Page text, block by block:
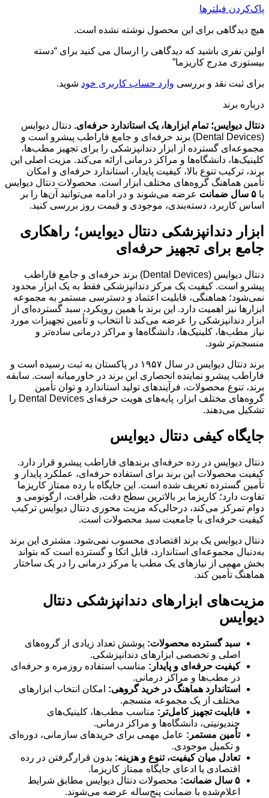
پاک‌کردن فیلترها
هیچ دیدگاهی برای این محصول نوشته نشده است.
اولین نفری باشید که دیدگاهی را ارسال می کنید برای “دسته
بیستوری مدرج کاریزما”
برای ثبت نقد و بررسی وارد حساب کاربری خود شوید.
درباره برند
دنتال دیوایس؛ تمام ابزارها، یک استاندارد حرفه‌ای. دنتال دیوایس
(Dental Devices) برند حرفه‌ای و جامع فاراطب پیشرو است و
مجموعه‌ای گسترده از ابزار دندانپزشکی را برای تجهیز مطب‌ها،
کلینیک‌ها، دانشگاه‌ها و مراکز درمانی ارائه می‌کند. مزیت اصلی این
برند، ترکیب تنوع بالا، کیفیت پایدار، استاندارد حرفه‌ای و امکان
تأمین هماهنگ گروه‌های مختلف ابزار است. محصولات دنتال دیوایس
با ۵ سال ضمانت
عرضه می‌شوند و در ادامه می‌توانید آن‌ها را بر
اساس کاربرد، دسته‌بندی، موجودی و قیمت روز بررسی کنید.
ابزار دندانپزشکی دنتال دیوایس؛ راهکاری
جامع برای تجهیز حرفه‌ای
دنتال دیوایس (Dental Devices) برند حرفه‌ای و جامع فاراطب
پیشرو است. کیفیت یک مرکز دندانپزشکی فقط به یک ابزار محدود
نمی‌شود؛ هماهنگی، قابلیت اعتماد و دسترسی مستمر به مجموعه
ابزارها نیز اهمیت دارد. این برند با همین رویکرد، سبد گسترده‌ای از
ابزار دندانپزشکی را عرضه می‌کند تا انتخاب و تأمین تجهیزات مورد
نیاز مطب‌ها، کلینیک‌ها، دانشگاه‌ها و مراکز درمانی ساده‌تر و
منسجم‌تر شود.
برند دنتال دیوایس در سال ۱۹۵۷ در پاکستان به ثبت رسیده است و
فاراطب پیشرو نماینده انحصاری این برند در خاورمیانه است. سابقه
برند، تنوع محصولات، فرآیندهای تولید استاندارد و توان تأمین
گروه‌های مختلف ابزار، پایه‌های هویت حرفه‌ای Dental Devices را
تشکیل می‌دهند.
جایگاه کیفی دنتال دیوایس
دنتال دیوایس در رده حرفه‌ای برندهای فاراطب پیشرو قرار دارد.
کیفیت محصولات این برند برای استفاده حرفه‌ای، عملکرد پایدار و
تأمین گسترده تعریف شده است. این جایگاه با رده ممتاز کاریزما
تفاوت دارد؛ کاریزما بر بالاترین سطح دقت، ظرافت، ارگونومی و
دوام تمرکز می‌کند، درحالی‌که مزیت محوری دنتال دیوایس ترکیب
کیفیت حرفه‌ای با جامعیت سبد محصولات است.
دنتال دیوایس یک برند اقتصادی محسوب نمی‌شود. مشتری این برند
به‌دنبال مجموعه‌ای استاندارد، قابل اتکا و گسترده است که بتواند
بخش مهمی از نیازهای یک مطب یا مرکز درمانی را در یک ساختار
هماهنگ تأمین کند.
مزیت‌های ابزارهای دندانپزشکی دنتال
دیوایس
سبد گسترده محصولات: پوشش تعداد زیادی از گروه‌های
اصلی و تخصصی ابزارهای دندانپزشکی.
کیفیت حرفه‌ای و پایدار: مناسب استفاده روزمره و حرفه‌ای
در مطب‌ها و مراکز درمانی.
استاندارد هماهنگ در خرید گروهی: امکان انتخاب ابزارهای
مختلف از یک مجموعه منسجم.
قابلیت تجهیز کامل‌تر: مناسب مطب‌ها، کلینیک‌های
چندیونیتی، دانشگاه‌ها و مراکز درمانی.
تأمین مستمر: عامل مهمی برای خریدهای سازمانی، دوره‌ای
و تکمیل موجودی.
تعادل میان کیفیت، تنوع و هزینه: بدون قرارگرفتن در رده
اقتصادی یا ادعای جایگاه ممتاز کاریزما.
۵ سال ضمانت:
محصولات دنتال دیوایس مطابق شرایط
اعلام‌شده با ضمانت پنج‌ساله عرضه می‌شوند.